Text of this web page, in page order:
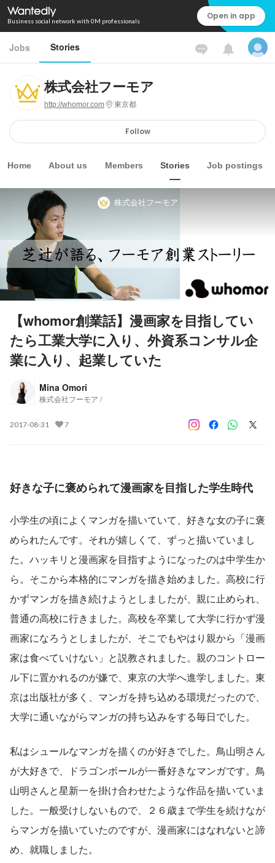
Business social network with 0M professionals Open in app
Jobs Stories
株式会社フーモア
http://whomor.com 東京都
Follow
Home About us Members Stories Job postings
株式会社フーモア
【whomor創業話】漫画家を目指してい
たら工業大学に入り、外資系コンサル企
業に入り、起業していた
Mina Omori
株式会社フーモア /
2017-08-31 7
好きな子に褒められて漫画家を目指した学生時代
小学生の頃によくマンガを描いていて、好きな女の子に褒
められたんです。それが嬉しくて、ずっと描いていまし
た。ハッキリと漫画家を目指すようになったのは中学生か
ら。そこから本格的にマンガを描き始めました。高校に行
かずマンガを描き続けようとしましたが、親に止められ、
普通の高校に行きました。高校を卒業して大学に行かず漫
画家になろうとしましたが、そこでもやはり親から「漫画
家は食べていけない」と説教されました。親のコントロー
ル下に置かれるのが嫌で、東京の大学へ進学しました。東
京は出版社が多く、マンガを持ち込める環境だったので、
大学に通いながらマンガの持ち込みをする毎日でした。
私はシュールなマンガを描くのが好きでした。鳥山明さん
が大好きで、ドラゴンボールが一番好きなマンガです。鳥
山明さんと星新一を掛け合わせたような作品を描いていま
した。一般受けしないもので、２６歳まで学生を続けなが
らマンガを描いていたのですが、漫画家にはなれないと諦
め、就職しました。